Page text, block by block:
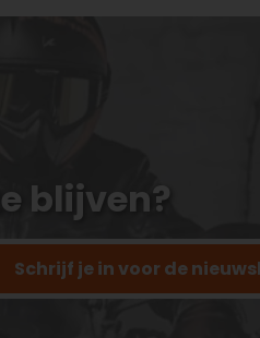
blijven?
Schrijf je in voor de